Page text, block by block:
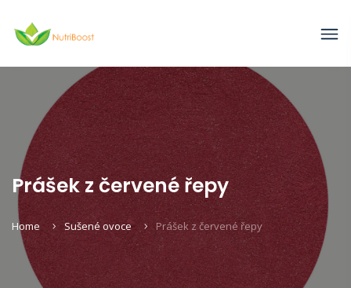
Prášek z červené řepy
Home Sušené ovoce Prášek z červené řepy